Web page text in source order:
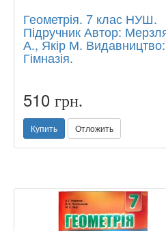
Геометрія. 7 клас НУШ.
Підручник Автор:
А., Якір М. Видавництво:
Гімназія.
510 грн.
Купить Отложить